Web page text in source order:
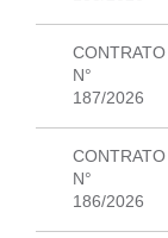
CONTRATO
N°
187/2026
CONTRATO
N°
186/2026